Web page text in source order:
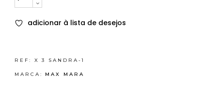
adicionar à lista de desejos
REF: X 3 SANDRA-1
MARCA: MAX MARA